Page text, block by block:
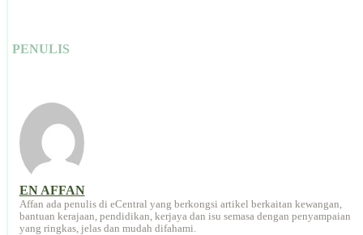
PENULIS
EN AFFAN
Affan ada penulis di eCentral yang berkongsi artikel berkaitan kewangan,
bantuan kerajaan, pendidikan, kerjaya dan isu semasa dengan penyampaian
yang ringkas, jelas dan mudah difahami.